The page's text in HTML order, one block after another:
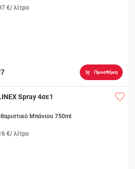
€/ λίτρο
Προσθήκη
Spray 4σε1
Μπάνιου 750ml
€/ λίτρο